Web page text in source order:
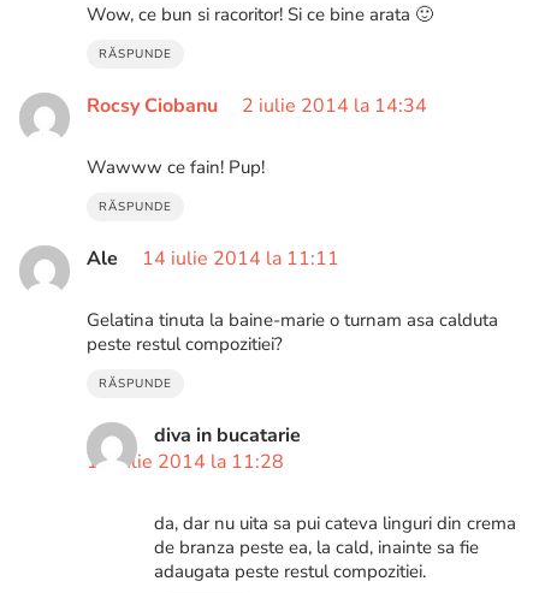
Wow, ce bun si racoritor! Si ce bine arata 🙂
RĂSPUNDE
Rocsy Ciobanu 2 iulie 2014 la 14:34
Wawww ce fain! Pup!
RĂSPUNDE
Ale 14 iulie 2014 la 11:11
Gelatina tinuta la baine-marie o turnam asa calduta
peste restul compozitiei?
RĂSPUNDE
diva in bucatarie
14 iulie 2014 la 11:28
da, dar nu uita sa pui cateva linguri din crema
de branza peste ea, la cald, inainte sa fie
adaugata peste restul compozitiei.